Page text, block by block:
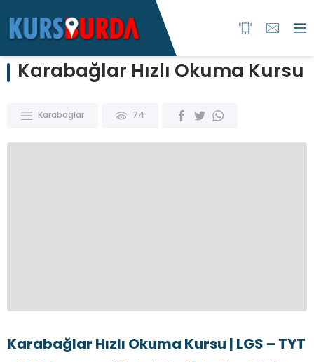
Karabağlar Hızlı Okuma Kursu
Karabağlar 74
Karabağlar Hızlı Okuma Kursu | LGS – TYT